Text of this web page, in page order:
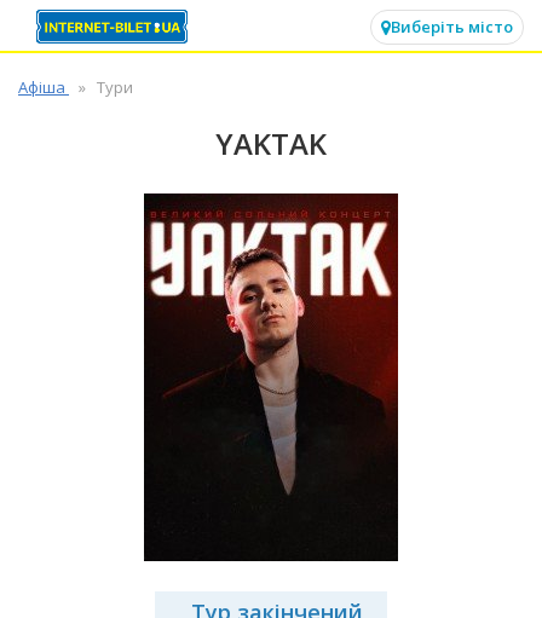
Виберіть місто
Афіша Тури
YAKTAK
Тур закінчений